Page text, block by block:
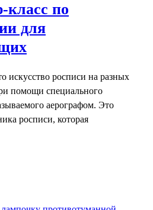
по
для
искусство росписи на разных
помощи специального
аерографом. Это
росписи, которая